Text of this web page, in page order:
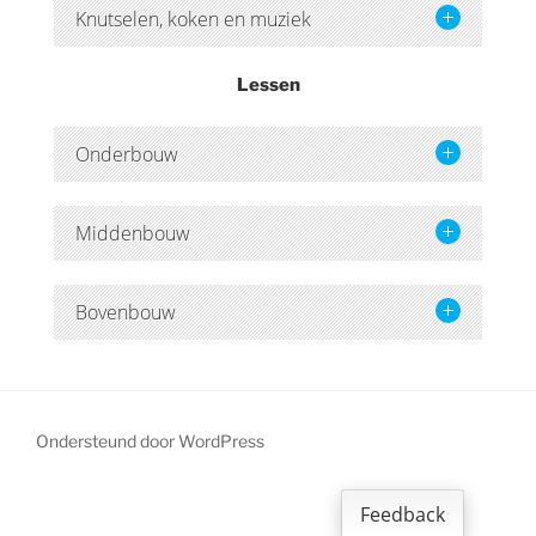
Knutselen, koken en muziek
Lessen
Onderbouw
Middenbouw
Bovenbouw
Ondersteund door WordPress
Feedback